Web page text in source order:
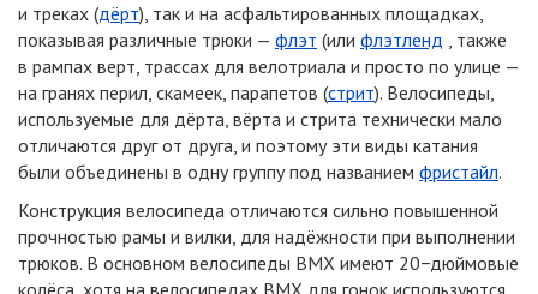
и треках (дёрт), так и на асфальтированных площадках,
показывая различные трюки — флэт (или флэтленд , также
в рампах верт, трассах для велотриала и просто по улице —
на гранях перил, скамеек, парапетов (стрит). Велосипеды,
используемые для дёрта, вёрта и стрита технически мало
отличаются друг от друга, и поэтому эти виды катания
были объединены в одну группу под названием фристайл.
Конструкция велосипеда отличаются сильно повышенной
прочностью рамы и вилки, для надёжности при выполнении
трюков. В основном велосипеды BMX имеют 20−дюймовые
колёса, хотя на велосипедах BMX для гонок используются